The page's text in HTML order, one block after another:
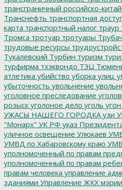
трансграничный российско-
Транснефть транспортная
карта транспортный налог траур
Тромса тротуар тротуары
трудовые ресурсы
Тукалевский Турбин туризм
турфирма тхэквондо ТЭЦ
атлетика убийство уборка улиц
убыточность увольнение
уголовное преследование
розыск уголоное дело уголь угон
УЖАСЫ НАШЕГО ГОРОДКА узи
"Монарх" УК РФ указ
уличное освещение Улюкаев
УМВД по Хабаровскому краю
уполномоченный по правам
уполномоченный по правам
правам человека управление
зданиями Управление ЖКХ